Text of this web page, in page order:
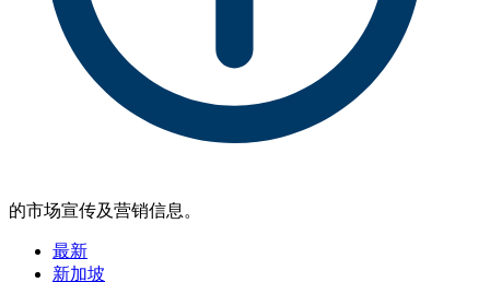
的市场宣传及营销信息。
最新
新加坡